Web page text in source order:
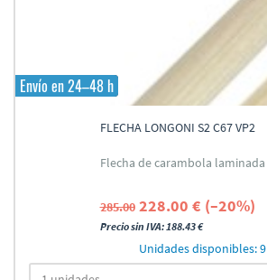
Envío en 24–48 h
FLECHA LONGONI S2 C67 VP2
Flecha de carambola laminada
285.00 228.00 € (–20%)
Precio sin IVA: 188.43 €
Unidades disponibles: 9